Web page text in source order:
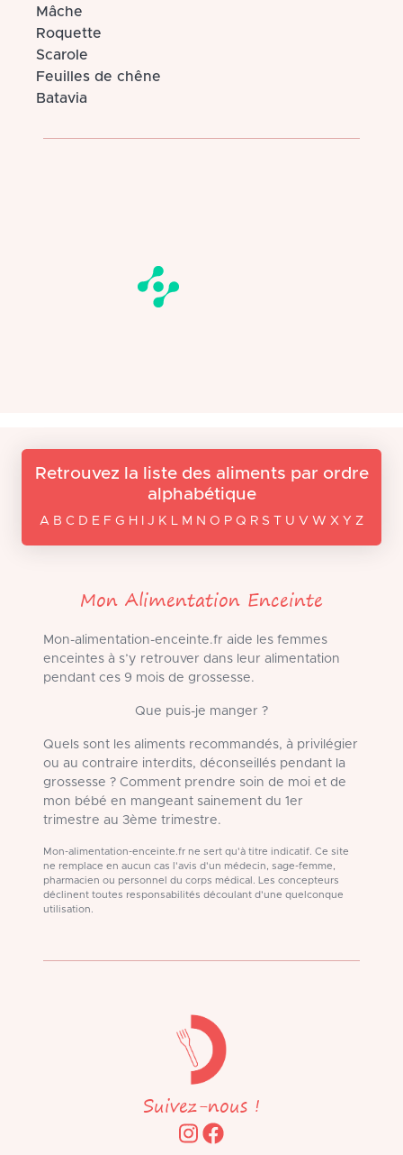
Mâche
Roquette
Scarole
Feuilles de chêne
Batavia
Retrouvez la liste des aliments par ordre
alphabétique
A B C D E F G H I J K L M N O P Q R S T U V W X Y Z
Mon Alimentation Enceinte
Mon-alimentation-enceinte.fr aide les femmes
enceintes à s’y retrouver dans leur alimentation
pendant ces 9 mois de grossesse.
Que puis-je manger ?
Quels sont les aliments recommandés, à privilégier
ou au contraire interdits, déconseillés pendant la
grossesse ? Comment prendre soin de moi et de
mon bébé en mangeant sainement du 1er
trimestre au 3ème trimestre.
Mon-alimentation-enceinte.fr ne sert qu'à titre indicatif. Ce site
ne remplace en aucun cas l'avis d'un médecin, sage-femme,
pharmacien ou personnel du corps médical. Les concepteurs
déclinent toutes responsabilités découlant d'une quelconque
utilisation.
Suivez-nous !